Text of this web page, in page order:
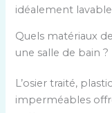
idéalement
Quels matériaux
une salle de bain ?
L’osier traité,
imperméables